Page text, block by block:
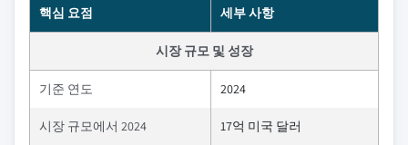
핵심 요점 세부 사항
시장 규모 및 성장
기준 연도 2024
시장 규모에서 2024 17억 미국 달러